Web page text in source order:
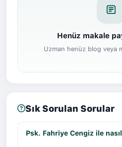
Henüz makale
Uzman henüz blog veya
Sık Sorulan Sorular
Psk. Fahriye Cengiz ile